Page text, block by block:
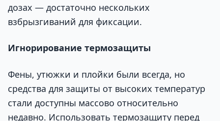
дозах — достаточно нескольких
взбрызгиваний для фиксации.
Игнорирование термозащиты
Фены, утюжки и плойки были всегда, но
средства для защиты от высоких температур
стали доступны массово относительно
недавно. Использовать термозащиту перед